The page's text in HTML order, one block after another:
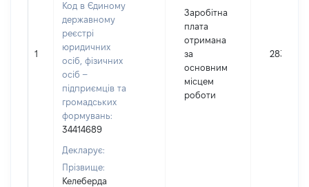
1
Код в Єдиному
державному
реєстрі
юридичних
осіб, фізичних
осіб –
підприємців та
громадських
формувань:
34414689
Декларує:
Прізвище:
Келеберда
Заробітна
плата
отримана
за
основним
місцем
роботи
283650